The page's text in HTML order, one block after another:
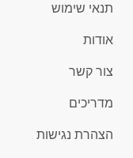
תנאי שימוש
אודות
צור קשר
מדריכים
הצהרת נגישות